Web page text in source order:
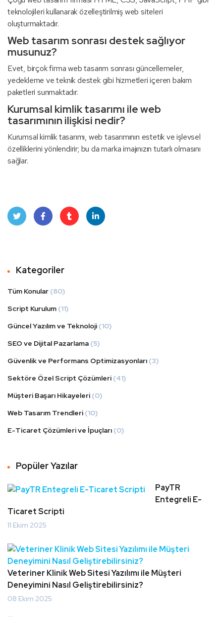
teknolojileri kullanarak özelleştirilmiş web siteleri
oluşturmaktadır.
Web tasarım sonrası destek sağlıyor
musunuz?
Evet, birçok firma web tasarım sonrası güncellemeler,
yedekleme ve teknik destek gibi hizmetleri içeren bakım
paketleri sunmaktadır.
Kurumsal kimlik tasarımı ile web
tasarımının ilişkisi nedir?
Kurumsal kimlik tasarımı, web tasarımının estetik ve işlevsel
özelliklerini yönlendirir; bu da marka imajınızın tutarlı olmasını
sağlar.
Kategoriler
Tüm Konular (80)
Script Kurulum (11)
Güncel Yazılım ve Teknoloji (10)
SEO ve Dijital Pazarlama (5)
Güvenlik ve Performans Optimizasyonları (3)
Sektöre Özel Script Çözümleri (41)
Müşteri Başarı Hikayeleri (0)
Web Tasarım Trendleri (10)
E-Ticaret Çözümleri ve İpuçları (0)
Popüler Yazılar
PayTR
Entegreli E-
Ticaret Scripti
11 Ekim 2025
Veteriner Klinik Web Sitesi Yazılımı ile Müşteri
Deneyimini Nasıl Geliştirebilirsiniz?
08 Ekim 2025